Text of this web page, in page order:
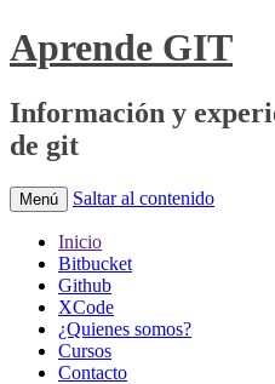
Aprende GIT
Información y
de git
Menú Saltar al contenido
Inicio
Bitbucket
Github
XCode
¿Quienes somos?
Cursos
Contacto